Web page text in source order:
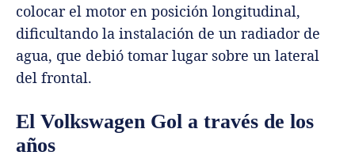
colocar el motor en posición longitudinal,
dificultando la instalación de un radiador de
agua, que debió tomar lugar sobre un lateral
del frontal.
El Volkswagen Gol a través de los
años